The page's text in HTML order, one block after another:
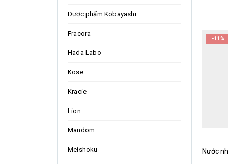
-11%
Dược phẩm Kobayashi
Fracora
Hada Labo
Kose
Kracie
Lion
Mandom
Meishoku